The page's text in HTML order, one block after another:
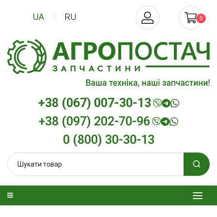
+38 (067) 007-30-13
+38 (097) 202-70-96
0 (800) 30-30-13
UA RU 0